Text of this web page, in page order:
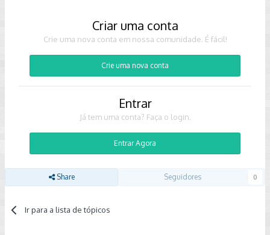
Criar uma conta
Crie uma nova conta em nossa comunidade. É fácil!
Crie uma nova conta
Entrar
Já tem uma conta? Faça o login.
Entrar Agora
Share Seguidores 0
Ir para a lista de tópicos